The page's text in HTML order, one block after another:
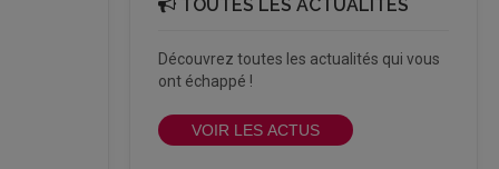
TOUTES LES ACTUALITÉS
Découvrez toutes les actualités qui vous
ont échappé !
VOIR LES ACTUS